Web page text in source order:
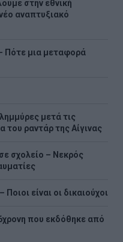
στην εθνική
αναπτυξιακό
Πότε μια μεταφορά
μετά τις
του ραντάρ της Αίγινας
σχολείο – Νεκρός
είναι οι δικαιούχοι
που εκδόθηκε από